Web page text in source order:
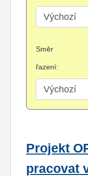
Směr
řazení:
Projekt
pracovat